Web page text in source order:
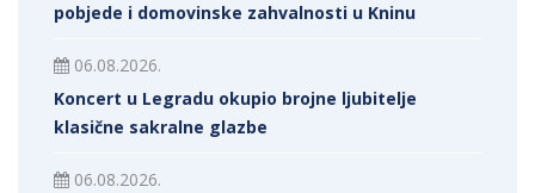
pobjede i domovinske zahvalnosti u Kninu
06.08.2026.
Koncert u Legradu okupio brojne ljubitelje
klasične sakralne glazbe
06.08.2026.